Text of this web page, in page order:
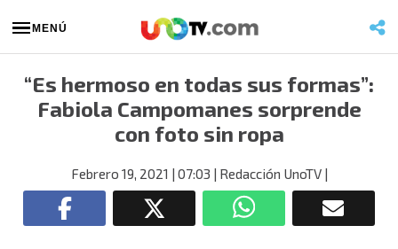
MENÚ
“Es hermoso en todas sus formas”:
Fabiola Campomanes sorprende
con foto sin ropa
Febrero 19, 2021 | 07:03 | Redacción UnoTV|